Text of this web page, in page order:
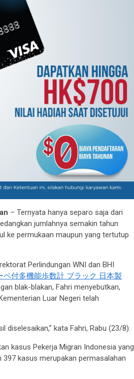
– Ternyata hanya separo saja dari
jumlahnya semakin tahun
ke permukaan maupun yang tertutup
Perlindungan WNI dan BHI
ペ付多機能歩数計 ブラック 日本製
blak-blakan, Fahri menyebutkan,
Luar Negeri telah
diselesaikan,” kata Fahri, Rabu (23/8).
kasus Pekerja Migran Indonesia yang
kasus merupakan permasalahan